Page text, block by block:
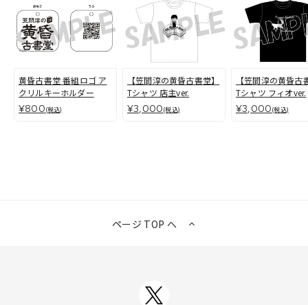
黄昏古書堂 番組ロゴ ア
クリルキーホルダー
¥800(税込)
【笠間淳の黄昏古書堂】
Tシャツ 店主ver.
¥3,000(税込)
【笠間淳の黄昏古
Tシャツ フィオver.
¥3,000(税込)
ページ TOP へ